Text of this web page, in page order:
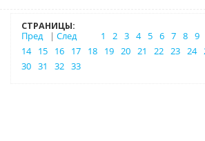
СТРАНИЦЫ:
Пред
| След 1 2 3 4 5 6 7 8 9
14
15 16 17 18 19 20 21 22 23 24
30 31 32 33